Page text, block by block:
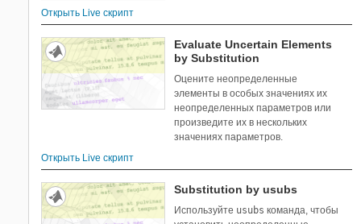
Случая
3
Анализ Монте-Карло
5
Анализ неопределенности с
моделями Simulink
Открыть Live скрипт
Evaluate Uncertain Elements
by Substitution
Оцените неопределенные
элементы в особых значениях их
неопределенных параметров или
произведите их в нескольких
значениях параметров.
Открыть Live скрипт
Substitution by usubs
Используйте usubs команда, чтобы